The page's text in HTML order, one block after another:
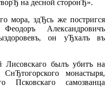
на десной сторонЂ».
мора, здЂсь же постригся
Александровичъ
он уЂхалъ въ
былъ убитъ на
монастыря,
Псковскаго самозванца